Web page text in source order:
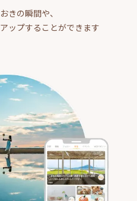
きの瞬間や、
ップすることができます